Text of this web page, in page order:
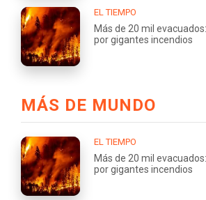
EL TIEMPO
Más de 20 mil
por gigantes incendios
MÁS DE MUNDO
EL TIEMPO
Más de 20 mil
por gigantes incendios